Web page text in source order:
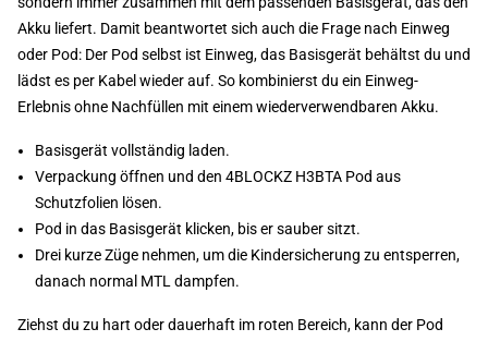
Akku liefert. Damit beantwortet sich auch die Frage nach Einweg
oder Pod: Der Pod selbst ist Einweg, das Basisgerät behältst du und
lädst es per Kabel wieder auf. So kombinierst du ein Einweg-
Erlebnis ohne Nachfüllen mit einem wiederverwendbaren Akku.
Basisgerät vollständig laden.
Verpackung öffnen und den 4BLOCKZ H3BTA Pod aus
Schutzfolien lösen.
Pod in das Basisgerät klicken, bis er sauber sitzt.
Drei kurze Züge nehmen, um die Kindersicherung zu entsperren,
danach normal MTL dampfen.
Ziehst du zu hart oder dauerhaft im roten Bereich, kann der Pod